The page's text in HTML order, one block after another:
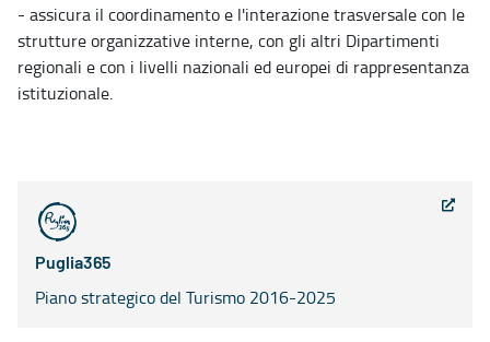
- assicura il coordinamento e l'interazione trasversale con le
strutture organizzative interne, con gli altri Dipartimenti
regionali e con i livelli nazionali ed europei di rappresentanza
istituzionale.
Puglia365
Piano strategico del Turismo 2016-2025